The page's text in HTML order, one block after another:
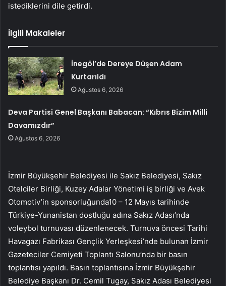
istediklerini dile getirdi.
İlgili Makaleler
İnegöl’de Dereye Düşen Adam
Kurtarıldı
Ağustos 6, 2026
Deva Partisi Genel Başkanı Babacan: “Kıbrıs Bizim Milli
Davamızdır”
Ağustos 6, 2026
İzmir Büyükşehir Belediyesi ile Sakız Belediyesi, Sakız
Otelciler Birliği, Kuzey Adalar Yönetimi iş birliği ve Avek
Otomotiv’in sponsorluğunda10 – 12 Mayıs tarihinde
Türkiye-Yunanistan dostluğu adına Sakız Adası’nda
voleybol turnuvası düzenlenecek. Turnuva öncesi Tarihi
Havagazı Fabrikası Gençlik Yerleşkesi’nde bulunan İzmir
Gazeteciler Cemiyeti Toplantı Salonu’nda bir basın
toplantısı yapıldı. Basın toplantısına İzmir Büyükşehir
Belediye Başkanı Dr. Cemil Tugay, Sakız Adası Belediyesi